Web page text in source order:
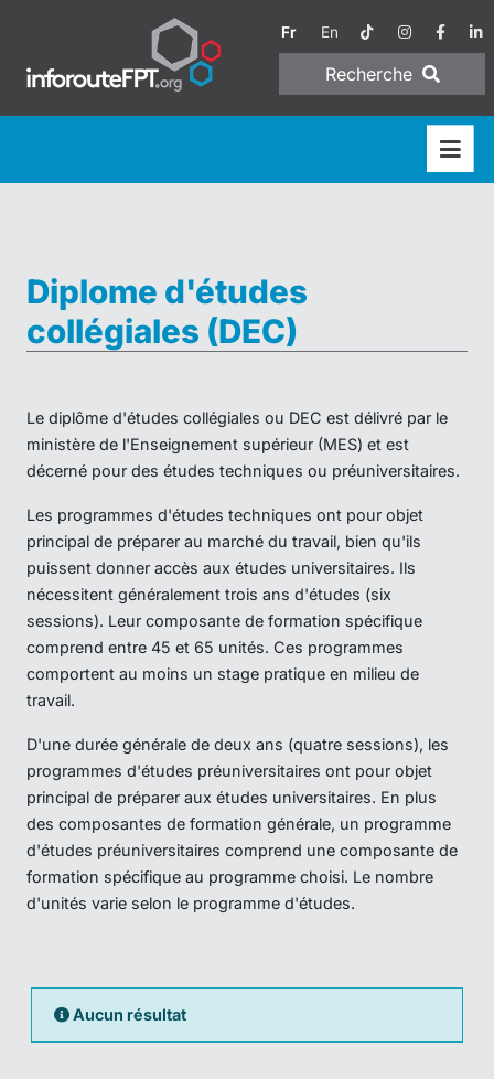
Fr En
Recherche
Diplome d'études
collégiales (DEC)
Le diplôme d'études collégiales ou DEC est délivré par le
ministère de l'Enseignement supérieur (MES) et est
décerné pour des études techniques ou préuniversitaires.
Les programmes d'études techniques ont pour objet
principal de préparer au marché du travail, bien qu'ils
puissent donner accès aux études universitaires. Ils
nécessitent généralement trois ans d'études (six
sessions). Leur composante de formation spécifique
comprend entre 45 et 65 unités. Ces programmes
comportent au moins un stage pratique en milieu de
travail.
D'une durée générale de deux ans (quatre sessions), les
programmes d'études préuniversitaires ont pour objet
principal de préparer aux études universitaires. En plus
des composantes de formation générale, un programme
d'études préuniversitaires comprend une composante de
formation spécifique au programme choisi. Le nombre
d'unités varie selon le programme d'études.
Aucun résultat